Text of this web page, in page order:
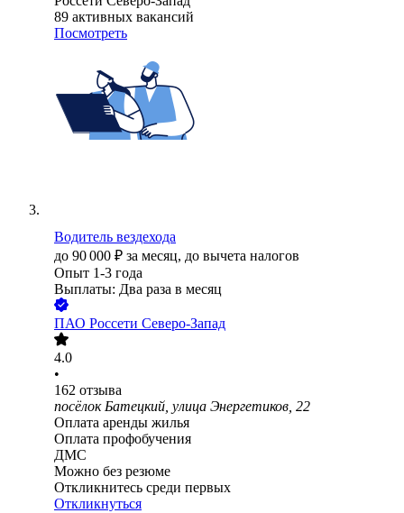
89 активных вакансий
Посмотреть
Водитель вездехода
до 90 000 ₽ за месяц, до вычета налогов
Опыт 1-3 года
Выплаты: Два раза в месяц
ПАО Россети Северо-Запад
4.0
•
162 отзыва
посёлок Батецкий, улица Энергетиков, 22
Оплата аренды жилья
Оплата профобучения
ДМС
Можно без резюме
Откликнитесь среди первых
Откликнуться